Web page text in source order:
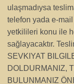
ulaşmadıysa
telefon yada e-
yetkilileri konu ile
sağlayacaktır.
SEVKIYAT
DOLDURMANIZ,
BULUNMANIZ